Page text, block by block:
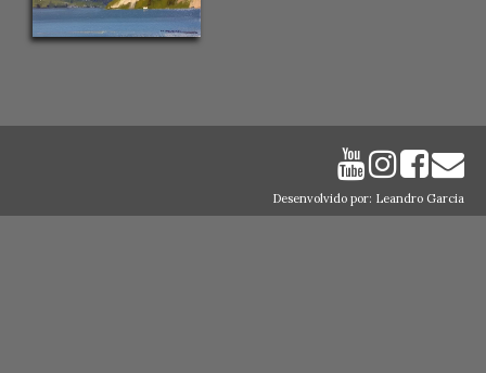
Desenvolvido por: Leandro Garcia